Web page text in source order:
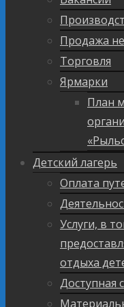
Продажа
Торговля
Ярмарки
План
Детский лагерь
Оплата
Услуги, в
отдыха
Доступная